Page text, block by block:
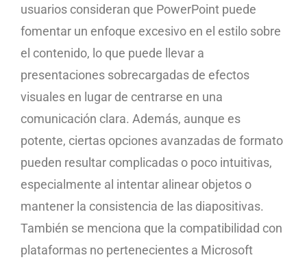
usuarios consideran que PowerPoint puede
fomentar un enfoque excesivo en el estilo sobre
el contenido, lo que puede llevar a
presentaciones sobrecargadas de efectos
visuales en lugar de centrarse en una
comunicación clara. Además, aunque es
potente, ciertas opciones avanzadas de formato
pueden resultar complicadas o poco intuitivas,
especialmente al intentar alinear objetos o
mantener la consistencia de las diapositivas.
También se menciona que la compatibilidad con
plataformas no pertenecientes a Microsoft